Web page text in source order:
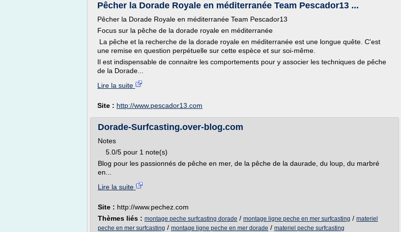
Pêcher la Dorade Royale en méditerranée Team Pescador13 ...
Pêcher la Dorade Royale en méditerranée Team Pescador13
Focus sur la pêche de la dorade royale en méditerranée
La pêche et la recherche de la dorade royale en méditerranée est une longue quête. C'est
une remise en question perpétuelle sur cette espèce et sur soi-même.
Il est indispensable de connaitre les comportements pour y associer les techniques de pêche
de la Dorade...
Lire la suite
Site : http://www.pescador13.com
Dorade-Surfcasting.over-blog.com
Notes
5.0/5 pour 1 note(s)
Blog pour les passionnés de pêche en mer, de la pêche de la daurade, du loup, du marbré
en...
Lire la suite
Site : http://www.pechez.com
Thèmes liés : montage peche surfcasting dorade / montage ligne peche en mer surfcasting / materiel
peche en mer surfcasting / montage ligne peche en mer dorade / materiel peche surfcasting